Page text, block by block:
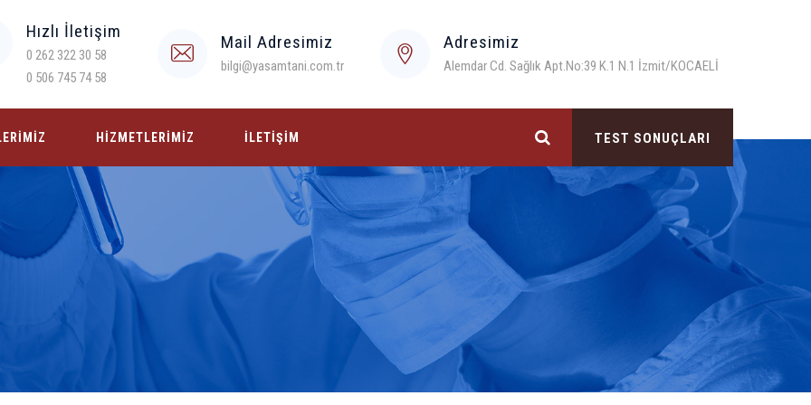
Hızlı İletişim
0 262 322 30 58
0 506 745 74 58
Mail Adresimiz
bilgi@yasamtani.com.tr
Adresimiz
Alemdar Cd. Sağlık Apt.No:39 K.1 N.1 İzmit/KOCAELİ
HIZMETLERIMIZ İLETIŞIM TEST SONUÇLARI